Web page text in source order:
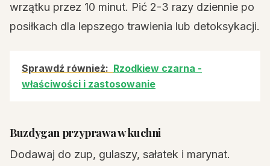
wrzątku przez 10 minut. Pić 2-3 razy dziennie po
posiłkach dla lepszego trawienia lub detoksykacji.
Sprawdź również: Rzodkiew czarna -
właściwości i zastosowanie
Buzdygan przyprawa w kuchni
Dodawaj do zup, gulaszy, sałatek i marynat.